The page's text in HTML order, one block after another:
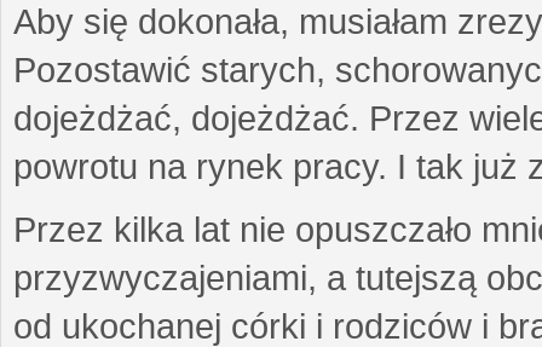
Aby się dokonała, musiałam
Pozostawić starych,
dojeżdżać, dojeżdżać. Przez
powrotu na rynek pracy. I tak już
Przez kilka lat nie opuszczało
przyzwyczajeniami, a tutejszą
od ukochanej córki i rodziców i